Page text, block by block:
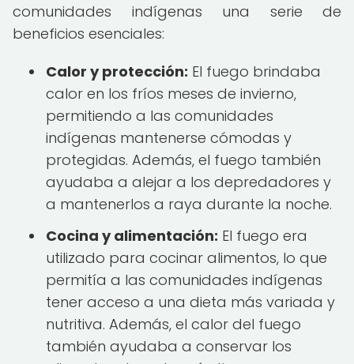
comunidades indígenas una serie de
beneficios esenciales:
Calor y protección: El fuego brindaba
calor en los fríos meses de invierno,
permitiendo a las comunidades
indígenas mantenerse cómodas y
protegidas. Además, el fuego también
ayudaba a alejar a los depredadores y
a mantenerlos a raya durante la noche.
Cocina y alimentación: El fuego era
utilizado para cocinar alimentos, lo que
permitía a las comunidades indígenas
tener acceso a una dieta más variada y
nutritiva. Además, el calor del fuego
también ayudaba a conservar los